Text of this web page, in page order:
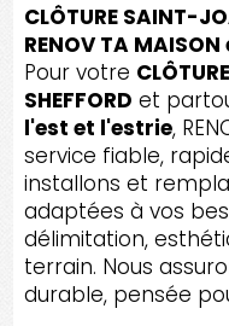
CLÔTURE SAINT-
RENOV TA
Pour votre
SHEFFORD et
l'est et l'estrie,
service fiable,
installons et
adaptées à vos
délimitation,
terrain. Nous
durable, pensée